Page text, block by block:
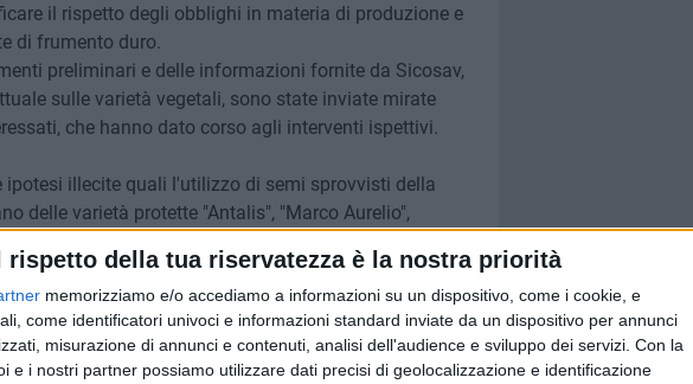
rispetto della tua riservatezza è la nostra priorità
memorizziamo e/o accediamo a informazioni su un dispositivo, come i cookie, e
come identificatori univoci e informazioni standard inviate da un dispositivo per annunci
misurazione di annunci e contenuti, analisi dell'audience e sviluppo dei servizi. Con la
e i nostri partner possiamo utilizzare dati precisi di geolocalizzazione e identificazione
il rispetto degli obblighi in materia di produzione e
di frumento duro.
preliminari e delle informazioni fornite da Sicosav,
sulle varietà vegetali, sono state inviate mirate
che hanno dato corso agli interventi ispettivi.
ipotesi illecite quali l'utilizzo di semi sprovvisti della
delle varietà protette "Antalis", "Marco Aurelio",
aver assolto i relativi obblighi, la miscelazione di
varietà.
economico finanziaria di Bari, Potenza, Palermo,
di Termoli e San Severo e dalla Tenenza di